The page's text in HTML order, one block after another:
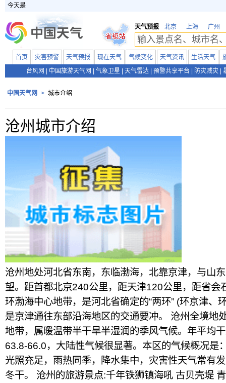
今天是
天气预报 北京 上海 广州
首页 灾害预警 天气预报 现在天气 气候变化 天气资讯 生活天气
台风网
中国旅游天气网 气象卫星 天气雷达 预警共享平台 防灾减灾
中国天气网 > 城市介绍
沧州城市介绍
沧州地处河北省东南，东临渤海，北靠京津，与山
望。距首都北京240公里，距天津120公里，距省会
环渤海中心地带，是河北省确定的“两环” (环京津、
是京津通往东部沿海地区的交通要冲。 沧州全境地
地带，属暖温带半干旱半湿润的季风气候。年平均
63.8-66.0，大陆性气候很显著。本区的气候概况是
光照充足，雨热同季，降水集中，灾害性天气常有
冬干。 沧州的旅游景点:千年铁狮镇海吼 古贝壳堤